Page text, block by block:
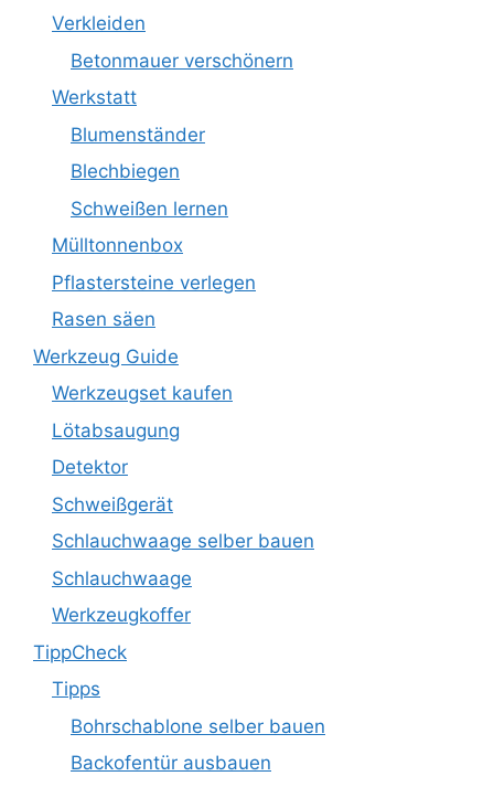
Verkleiden
Betonmauer verschönern
Werkstatt
Blumenständer
Blechbiegen
Schweißen lernen
Mülltonnenbox
Pflastersteine verlegen
Rasen säen
Werkzeug Guide
Werkzeugset kaufen
Lötabsaugung
Detektor
Schweißgerät
Schlauchwaage selber bauen
Schlauchwaage
Werkzeugkoffer
TippCheck
Tipps
Bohrschablone selber bauen
Backofentür ausbauen